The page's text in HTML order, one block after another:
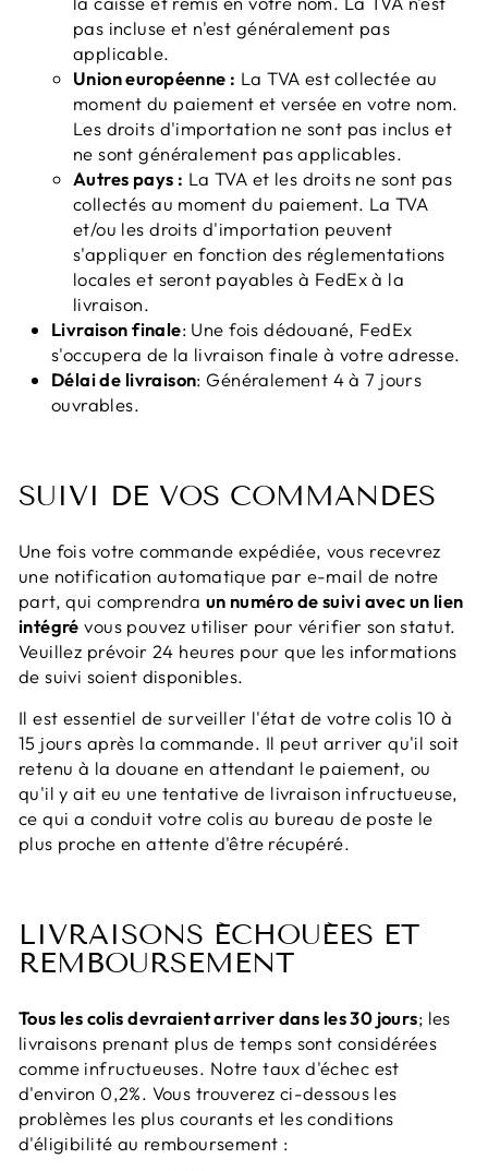
pas incluse et n'est généralement pas
applicable.
Union européenne : La TVA est collectée au
moment du paiement et versée en votre nom.
Les droits d'importation ne sont pas inclus et
ne sont généralement pas applicables.
Autres pays : La TVA et les droits ne sont pas
collectés au moment du paiement. La TVA
et/ou les droits d'importation peuvent
s'appliquer en fonction des réglementations
locales et seront payables à FedEx à la
livraison.
Livraison finale: Une fois dédouané, FedEx
s'occupera de la livraison finale à votre adresse.
Délai de livraison: Généralement 4 à 7 jours
ouvrables.
SUIVI DE VOS COMMANDES
Une fois votre commande expédiée, vous recevrez
une notification automatique par e-mail de notre
part, qui comprendra un numéro de suivi avec un lien
intégré vous pouvez utiliser pour vérifier son statut.
Veuillez prévoir 24 heures pour que les informations
de suivi soient disponibles.
Il est essentiel de surveiller l'état de votre colis 10 à
15 jours après la commande. Il peut arriver qu'il soit
retenu à la douane en attendant le paiement, ou
qu'il y ait eu une tentative de livraison infructueuse,
ce qui a conduit votre colis au bureau de poste le
plus proche en attente d'être récupéré.
LIVRAISONS ÉCHOUÉES ET
REMBOURSEMENT
Tous les colis devraient arriver dans les 30 jours; les
livraisons prenant plus de temps sont considérées
comme infructueuses. Notre taux d'échec est
d'environ 0,2%. Vous trouverez ci-dessous les
problèmes les plus courants et les conditions
d'éligibilité au remboursement :